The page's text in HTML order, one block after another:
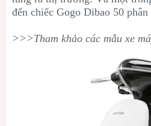
đến chiếc Gogo Dibao 50
>>>Tham khảo các mẫu xe